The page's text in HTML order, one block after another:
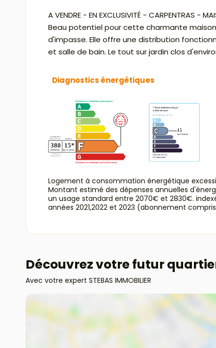
A VENDRE - EN EXCLUSIVITÉ - CARPENTRAS -
Beau potentiel pour cette charmante
d'impasse. Elle offre une distribution
et salle de bain. Le tout sur jardin clos
Diagnostics énergétiques
Logement à consommation énergétique
Montant estimé des dépenses annuelles
un usage standard entre 2070€ et 2830€.
années 2021,2022 et 2023 (abonnement
Découvrez votre futur
Avec votre expert STEBAS IMMOBILIER